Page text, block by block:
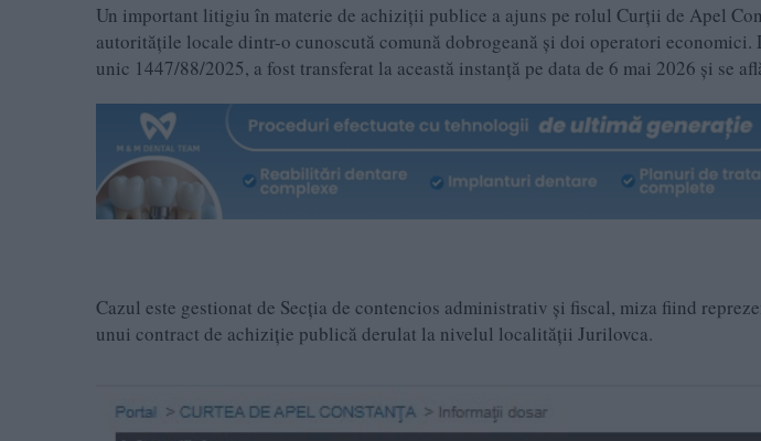
Un important litigiu în materie de achiziții publice a ajuns pe rolul Curții de Apel
autoritățile locale dintr-o cunoscută comună dobrogeană și doi operatori economici.
unic 1447/88/2025, a fost transferat la această instanță pe data de 6 mai 2026 și se
Cazul este gestionat de Secția de contencios administrativ și fiscal, miza fiind
unui contract de achiziție publică derulat la nivelul localității Jurilovca.